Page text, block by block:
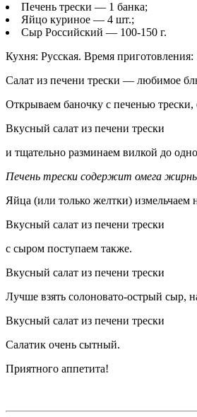
Печень трески — 1 банка;
Яйцо куриное — 4 шт.;
Сыр Российский — 100-150 г.
Кухня: Русская. Время
Салат из печени трески — любимое
Открываем баночку с печенью
Вкусный салат из печени трески
и тщательно разминаем вилкой до
Печень трески содержит омега
Яйца (или только желтки) измельчаем
Вкусный салат из печени трески
с сыром поступаем также.
Вкусный салат из печени трески
Лучше взять солоновато-острый сыр,
Вкусный салат из печени трески
Салатик очень сытный.
Приятного аппетита!